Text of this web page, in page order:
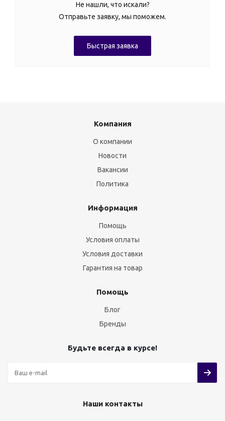
Не нашли, что искали?
Отправьте заявку, мы поможем.
Быстрая заявка
Компания
О компании
Новости
Вакансии
Политика
Информация
Помощь
Условия оплаты
Условия доставки
Гарантия на товар
Помощь
Блог
Бренды
Будьте всегда в курсе!
Наши контакты